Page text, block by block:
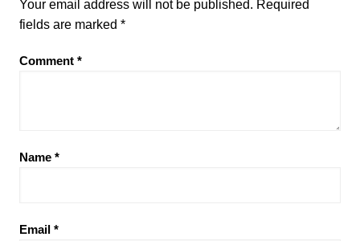
Your email address will not be published. Required
fields are marked *
Comment *
Name *
Email *